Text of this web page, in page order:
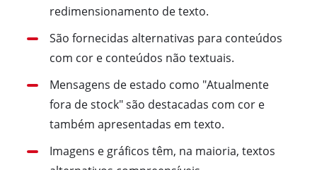
redimensionamento de texto.
São fornecidas alternativas para conteúdos
com cor e conteúdos não textuais.
Mensagens de estado como "Atualmente
fora de stock" são destacadas com cor e
também apresentadas em texto.
Imagens e gráficos têm, na maioria, textos